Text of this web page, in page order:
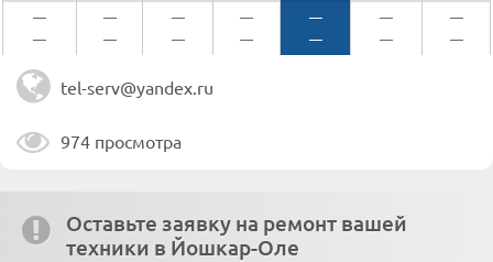
— — — — — —
—
—
— — — — — —
tel-serv@yandex.ru
974 просмотра
Оставьте заявку на ремонт вашей
техники в Йошкар-Оле